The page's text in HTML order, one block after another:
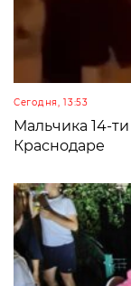
Сегодня, 13:53
Мальчика 14-
Краснодаре